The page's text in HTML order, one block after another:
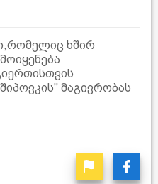
ხშირ
მაგივრობას